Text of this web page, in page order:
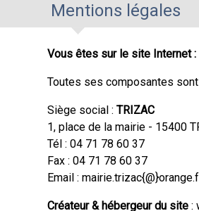
Mentions légales
Vous êtes sur le site Internet :
Toutes ses composantes
Siège social :TRIZAC
1, place de la mairie - 15400
Tél :04 71 78 60 37
Fax :04 71 78 60 37
Email :
Créateur & hébergeur du site :